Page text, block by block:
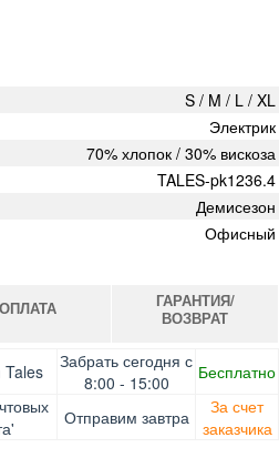
S / M / L / XL
Электрик
70% хлопок / 30% вискоза
TALES-pk1236.4
Демисезон
Офисный
Tales
Забрать сегодня с
8:00 - 15:00
Бесплатно
Отправим завтра
За счет
заказчика
ОПЛАТА
товара, Картой онлайн, Google
юридических лиц, Безналичными
Pay, Mastercard, Visa
ГАРАНТИЯ/
ВОЗВРАТ
товара в течение 14 дней.